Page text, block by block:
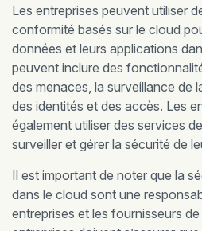
Les entreprises peuvent utiliser
conformité basés sur le cloud
données et leurs applications
peuvent inclure des
des menaces, la surveillance de
des identités et des accès. Les
également utiliser des services
surveiller et gérer la sécurité de
Il est important de noter que la
dans le cloud sont une
entreprises et les fournisseurs